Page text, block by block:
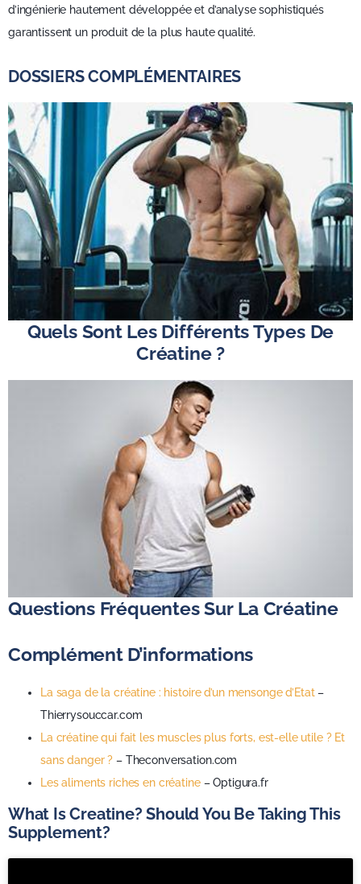
d’ingénierie hautement développée et d’analyse sophistiqués
garantissent un produit de la plus haute qualité.
DOSSIERS COMPLÉMENTAIRES
Quels Sont Les Différents Types De
Créatine ?
Questions Fréquentes Sur La Créatine
Complément D’informations
La saga de la créatine : histoire d’un mensonge d’Etat–
Thierrysouccar.com
La créatine qui fait les muscles plus forts, est-elle utile ? Et
sans danger ? – Theconversation.com
Les aliments riches en créatine– Optigura.fr
What Is Creatine? Should You Be Taking This
Supplement?